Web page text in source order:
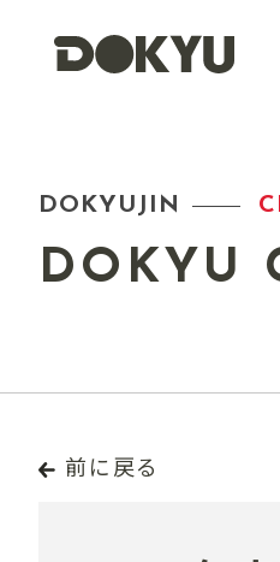
DOKYUJIN
DOKYU
前に戻る